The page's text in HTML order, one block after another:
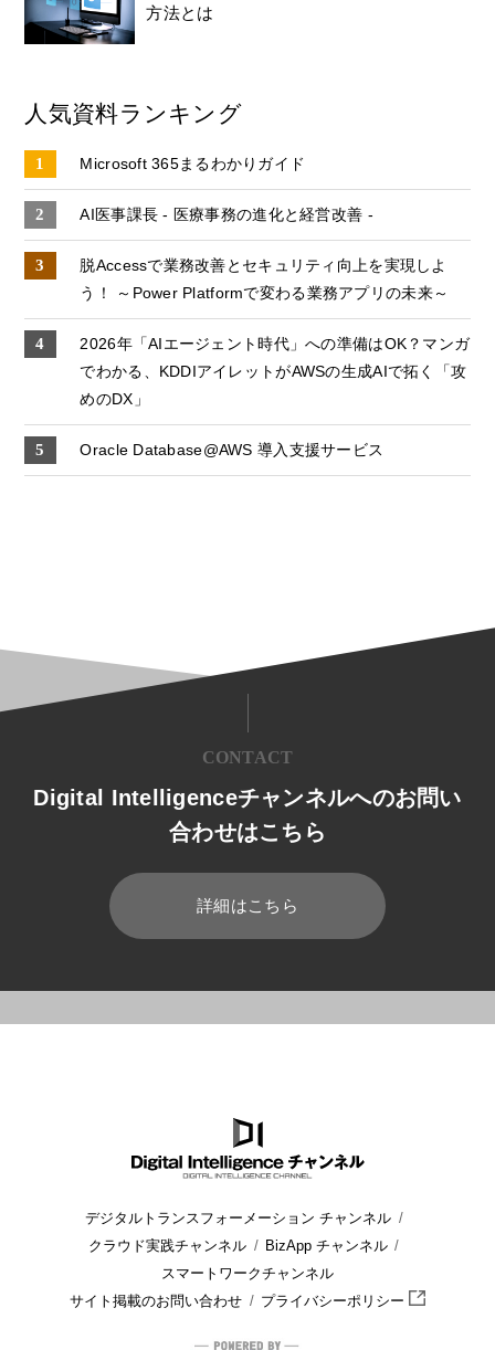
方法とは
人気資料ランキング
Microsoft 365まるわかりガイド
AI医事課長 - 医療事務の進化と経営改善 -
脱Accessで業務改善とセキュリティ向上を実現しよ
う！ ～Power Platformで変わる業務アプリの未来～
2026年「AIエージェント時代」への準備はOK？マンガ
でわかる、KDDIアイレットがAWSの生成AIで拓く「攻
めのDX」
Oracle Database@AWS 導入支援サービス
CONTACT
Digital Intelligenceチャンネルへのお問い
合わせはこちら
詳細はこちら
デジタルトランスフォーメーション チャンネル
クラウド実践チャンネル
BizApp チャンネル
スマートワークチャンネル
サイト掲載のお問い合わせ
プライバシーポリシー